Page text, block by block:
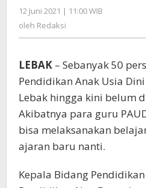
19
12 Juni 2021 | 11:00 WIB
oleh Redaksi
LEBAK – Sebanyak 50
Pendidikan Anak Usia
Lebak hingga kini belum
Akibatnya para guru
bisa melaksanakan
ajaran baru nanti.
Kepala Bidang